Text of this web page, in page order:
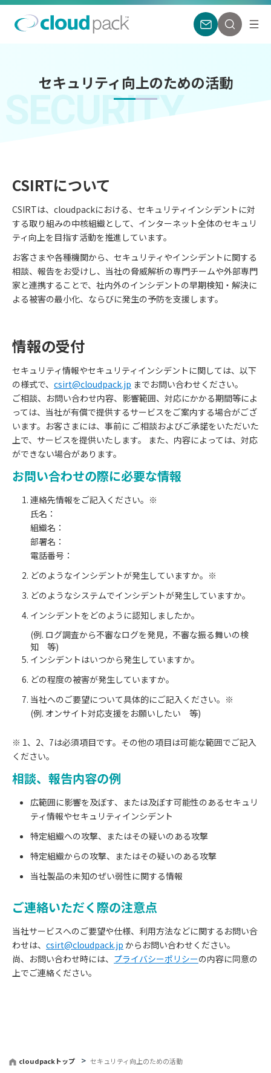
セキュリティ向上のための活動
SECURITY
CSIRTについて
CSIRTは、cloudpackにおける、セキュリティインシデントに対
する取り組みの中核組織として、インターネット全体のセキュリ
ティ向上を目指す活動を推進しています。
お客さまや各種機関から、セキュリティやインシデントに関する
相談、報告をお受けし、当社の脅威解析の専門チームや外部専門
家と連携することで、社内外のインシデントの早期検知・解決に
よる被害の最小化、ならびに発生の予防を支援します。
情報の受付
セキュリティ情報やセキュリティインシデントに関しては、以下
の様式で、 csirt@cloudpack.jp までお問い合わせください。
ご相談、お問い合わせ内容、影響範囲、対応にかかる期間等によ
っては、当社が有償で提供するサービスをご案内する場合がござ
います。お客さまには、事前に ご相談およびご承諾をいただいた
上で、サービスを提供いたします。 また、内容によっては、対応
ができない場合があります。
お問い合わせの際に必要な情報
連絡先情報をご記入ください。※
氏名：
組織名：
部署名：
電話番号：
どのようなインシデントが発生していますか。※
どのようなシステムでインシデントが発生していますか。
インシデントをどのように認知しましたか。
(例. ログ調査から不審なログを発見，不審な振る舞いの検
知 等)
インシデントはいつから発生していますか。
どの程度の被害が発生していますか。
当社へのご要望について具体的にご記入ください。※
(例. オンサイト対応支援をお願いしたい 等)
※ 1、2、7は必須項目です。その他の項目は可能な範囲でご記入
ください。
相談、報告内容の例
広範囲に影響を及ぼす、または及ぼす可能性のあるセキュリ
ティ情報やセキュリティインシデント
特定組織への攻撃、またはその疑いのある攻撃
特定組織からの攻撃、またはその疑いのある攻撃
当社製品の未知のぜい弱性に関する情報
ご連絡いただく際の注意点
当社サービスへのご要望や仕様、利用方法などに関するお問い合
わせは、 csirt@cloudpack.jp からお問い合わせください。
尚、お問い合わせ時には、 プライバシーポリシーの内容に同意の
上でご連絡ください。
cloudpackトップ セキュリティ向上のための活動